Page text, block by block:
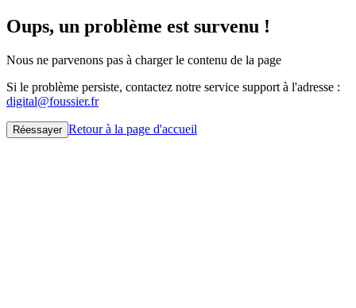
Oups, un problème est survenu !
Nous ne parvenons pas à charger le contenu de la page
Si le problème persiste, contactez notre service support à l'adresse :
digital@foussier.fr
Réessayer Retour à la page d'accueil